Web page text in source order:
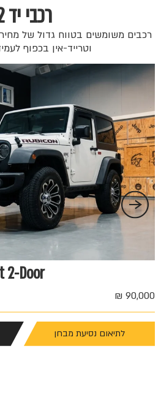
רכבי יד 2
רכבים משומשים בטווח גדול של
וטרייד-אין בכפוף
2-Door
90,000 ₪
לתיאום נסיעת מבחן